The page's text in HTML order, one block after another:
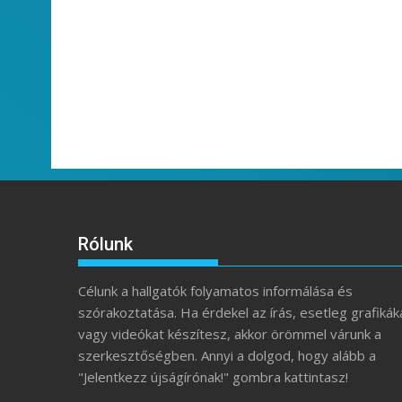
Rólunk
Célunk a hallgatók folyamatos informálása és
szórakoztatása. Ha érdekel az írás, esetleg
vagy videókat készítesz, akkor örömmel várunk a
szerkesztőségben. Annyi a dolgod, hogy alább a
"Jelentkezz újságírónak!" gombra kattintasz!